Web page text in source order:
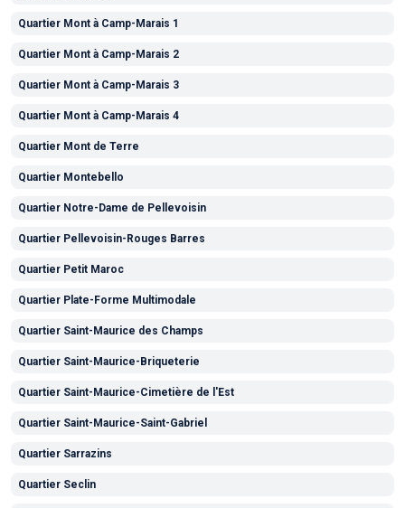
Quartier Mont à Camp-Marais 1
Quartier Mont à Camp-Marais 2
Quartier Mont à Camp-Marais 3
Quartier Mont à Camp-Marais 4
Quartier Mont de Terre
Quartier Montebello
Quartier Notre-Dame de Pellevoisin
Quartier Pellevoisin-Rouges Barres
Quartier Petit Maroc
Quartier Plate-Forme Multimodale
Quartier Saint-Maurice des Champs
Quartier Saint-Maurice-Briqueterie
Quartier Saint-Maurice-Cimetière de l'Est
Quartier Saint-Maurice-Saint-Gabriel
Quartier Sarrazins
Quartier Seclin